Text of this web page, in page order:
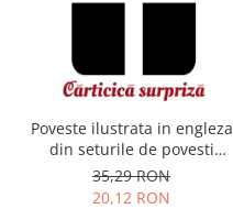
Poveste ilustrata in engleza
din seturile de povesti
Usborne
35,29 RON
20,12 RON